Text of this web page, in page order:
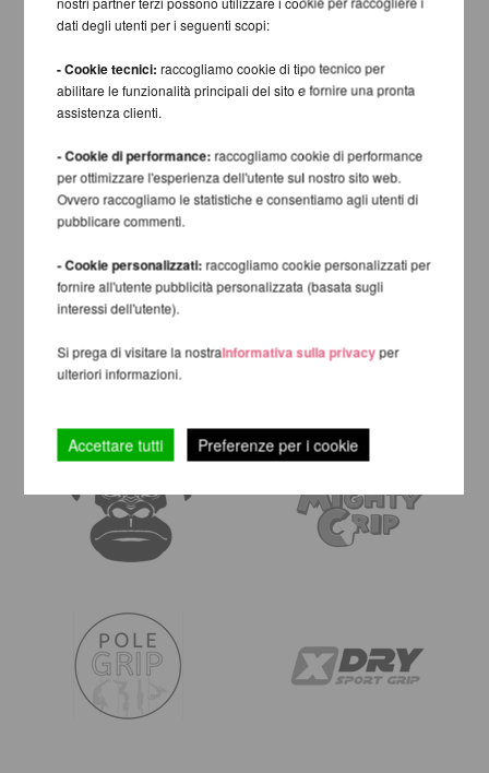
dati degli utenti per i seguenti scopi:
- Cookie tecnici: raccogliamo cookie di tipo tecnico per
abilitare le funzionalità principali del sito e fornire una pronta
assistenza clienti.
- Cookie di performance: raccogliamo cookie di performance
per ottimizzare l'esperienza dell'utente sul nostro sito web.
Ovvero raccogliamo le statistiche e consentiamo agli utenti di
pubblicare commenti.
- Cookie personalizzati: raccogliamo cookie personalizzati per
fornire all'utente pubblicità personalizzata (basata sugli
interessi dell'utente).
Si prega di visitare la nostraInformativa sulla privacyper
ulteriori informazioni.
Accettare tutti Preferenze per i cookie